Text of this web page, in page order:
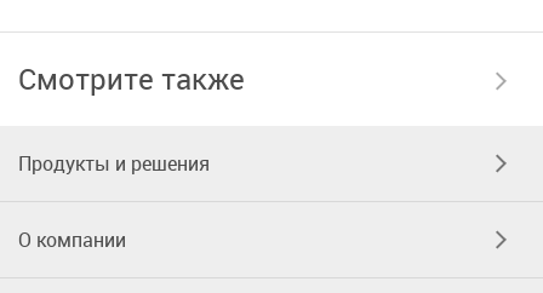
Смотрите также
Продукты и решения
О компании